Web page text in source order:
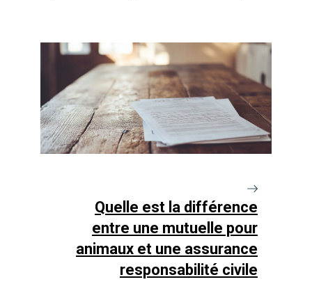
Quelle est la différence
entre une mutuelle pour
animaux et une assurance
responsabilité civile